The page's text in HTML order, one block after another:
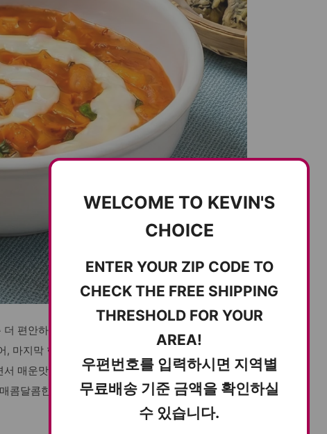
편안하게 즐기는 로제 밀키트입니다. 고소하고 진
마지막 한 입까지 느끼함 없이 깔끔한 맛을 자랑합
매운맛의 자극을 덜어내어, 누구나 부담 없이 끝까
콤달콤한 로제가 당길 때, 완벽한 선택이 되어줄 소
WELCOME TO KEVIN'S
CHOICE
ENTER YOUR ZIP CODE TO
CHECK THE FREE SHIPPING
THRESHOLD FOR YOUR
AREA!
우편번호를 입력하시면 지역별
무료배송 기준 금액을 확인하실
수 있습니다.